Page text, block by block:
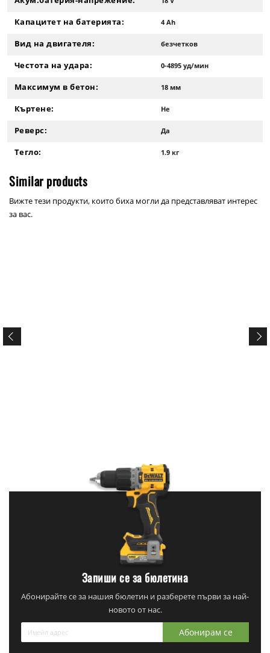
Капацитет на батерията: 4 Ah
Вид на двигателя: безчетков
Честота на удара: 0-4895 уд/мин
Максимум в бетон: 18 мм
Къртене: Не
Реверс: Да
Тегло: 1.9 кг
Similar products
Вижте тези продукти, които биха могли да представляват интерес
за вас.
Запиши се за бюлетина
Абонирайте се за нашия бюлетин и разберете първи за най-
новото от нас.
Абонирам се